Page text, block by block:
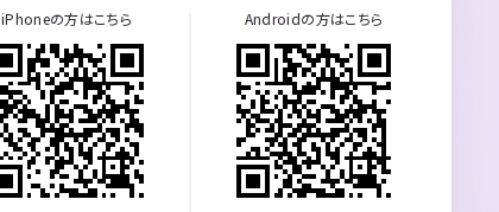
iPhoneの方はこちら Androidの方はこちら